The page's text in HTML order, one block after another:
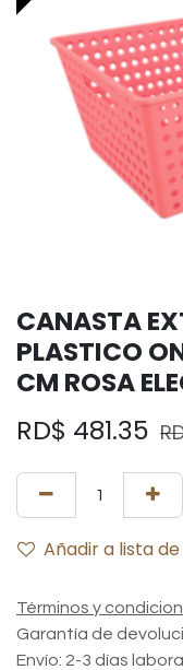
CANASTA
PLASTICO
CM ROSA
RD$ 481.35
Añadir a lista
Términos y
Garantía de
Envío: 2-3 días